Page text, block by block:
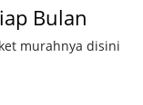
Bulan
murahnya disini